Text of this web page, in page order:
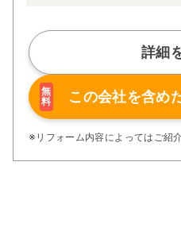
ム」、経験豊かなセールス
制」などが高い信頼を得てい
また、大規模リフォームに
括する「専属棟梁制」、豊
施工マニュアルや検査体制に
さらに、住友不動産のリフォ
アフターサービス体制で工事
ぜひ、あなたの大切なお住ま
詳細
無
料
この会社を含め
※リフォーム内容によってはご紹